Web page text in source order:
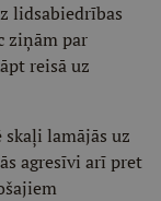
lidsabiedrības
ziņām par
reisā uz
skaļi lamājās uz
agresīvi arī pret